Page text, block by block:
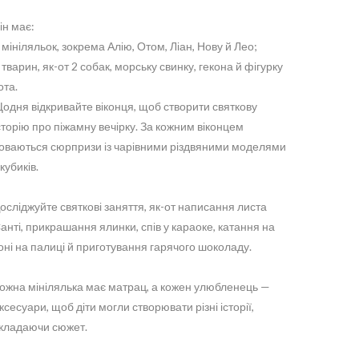
має:
мініляльок, зокрема Алію, Отом, Ліан, Нову й Лео;
тварин, як-от 2 собак, морську свинку, гекона й фігурку
відкривайте віконця, щоб створити святкову
про піжамну вечірку. За кожним віконцем
сюрпризи із чарівними різдвяними моделями
святкові заняття, як-от написання листа
прикрашання ялинки, спів у караоке, катання на
на палиці й приготування гарячого шоколаду.
мінілялька має матрац, а кожен улюбленець —
щоб діти могли створювати різні історії,
сюжет.